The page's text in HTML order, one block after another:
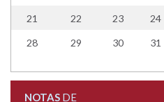
21 22 23 24
28 29 30 31
NOTASDE